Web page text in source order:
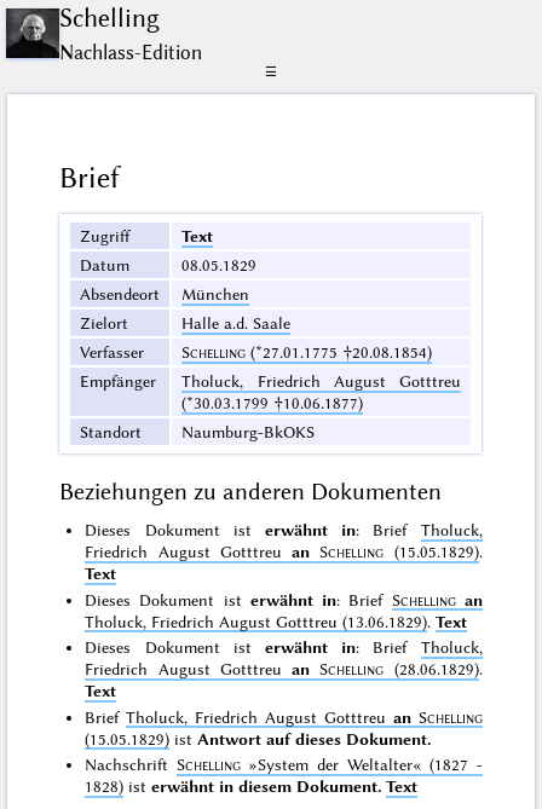
Schelling
Nachlass-Edition
☰
Brief
Zugriff
Text
Datum
08.05.1829
Absendeort
München
Zielort
Halle a.d. Saale
Verfasser
Schelling (*27.01.1775 †20.08.1854)
Empfänger
Tholuck, Friedrich August Gotttreu
(*30.03.1799 †10.06.1877)
Standort
Naumburg-BkOKS
Beziehungen zu anderen Dokumenten
Dieses Dokument ist erwähnt in: Brief Tholuck,
Friedrich August Gotttreuan Schelling (15.05.1829).
Text
Dieses Dokument ist erwähnt in: Brief Schelling an
Tholuck, Friedrich August Gotttreu (13.06.1829).Text
Dieses Dokument ist erwähnt in: Brief Tholuck,
Friedrich August Gotttreuan Schelling (28.06.1829).
Text
BriefTholuck, Friedrich August Gotttreu an Schelling
(15.05.1829) ist Antwort auf dieses Dokument.
Nachschrift Schelling »System der Weltalter« (1827 -
1828) isterwähnt in diesem Dokument. Text